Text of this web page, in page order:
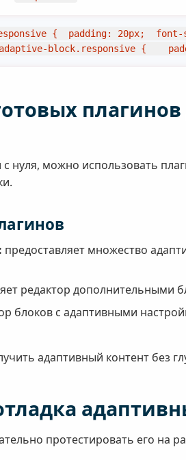
{  padding: 20px;
block.responsive {
с нуля, можно использовать
предоставляет множество
редактор дополнительными
блоков с адаптивными
адаптивный контент без
протестировать его на